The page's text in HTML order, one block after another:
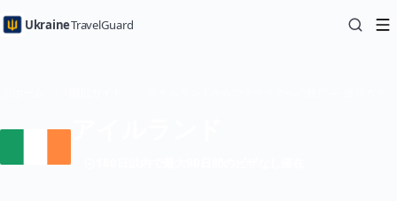
UkraineTravelGuard